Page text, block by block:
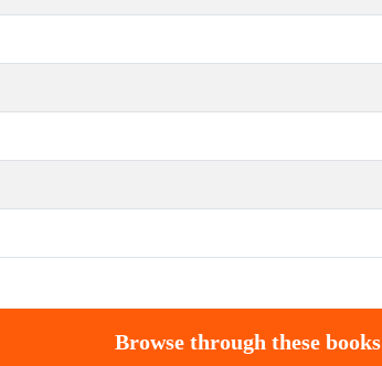
Browse through these books